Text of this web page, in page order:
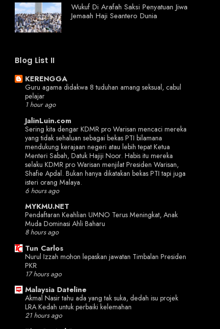
Wukuf Di Arafah Saksi Penyatuan Jiwa
Jemaah Haji Seantero Dunia
Blog List II
KERENGGA
Guru agama didakwa 8 tuduhan amang seksual, cabul
pelajar
1 hour ago
JalinLuin.com
Sering kita dengar KDMR pro Warisan mencaci mereka
yang tidak sehaluan sebagai bekas PTI bilamana
mendukung kerajaan negeri atau lebih tepat Ketua
Menteri Sabah, Datuk Hajiji Noor. Habis itu mereka
selaku KDMR pro Warisan menjilat Presiden Warisan,
Shafie Apdal. Bukan hanya dikatakan bekas PTI tapi juga
isteri orang Malaya.
6 hours ago
MYKMU.NET
Pendaftaran Keahlian UMNO Terus Meningkat, Anak
Muda Dominasi Ahli Baharu
8 hours ago
Tun Carlos
Nurul Izzah mohon lepaskan jawatan Timbalan Presiden
PKR
17 hours ago
Malaysia Dateline
Akmal Nasir tahu ada yang tak suka, dedah isu projek
LRA Kedah untuk perbaiki kelemahan
21 hours ago